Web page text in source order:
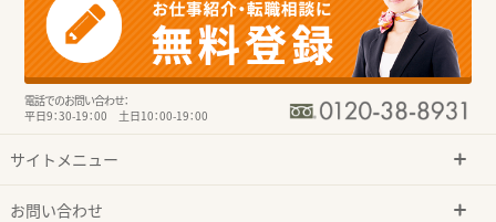
電話でのお問い合わせ：
平日9：30-19：00 土日10：00-19：00
サイトメニュー
お問い合わせ